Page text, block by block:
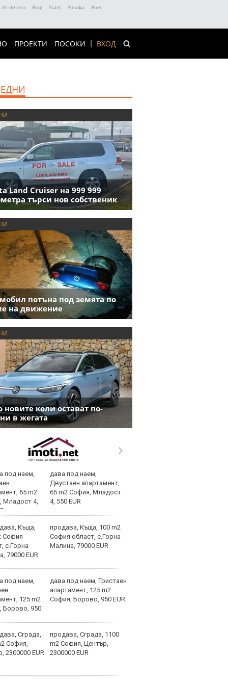
Az-deteto Blog Start Posoka
Boec
ВХОД
ПРОЕКТИ ПОСОКИ
Land Cruiser на 999 999
търси нов собственик
потъна под земята по
на движение
новите коли остават по-
в жегата
дава под наем,
Двустаен апартамент,
65 m2 София, Младост
4, 550 EUR
продава, Къща, 100 m2
София област, с.Горна
Малина, 79000 EUR
дава под наем, Тристаен
апартамент, 125 m2
София, Борово, 950 EUR
продава, Сграда, 1100
m2 София, Център,
2300000 EUR